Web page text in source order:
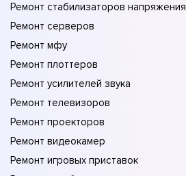
Ремонт стабилизаторов напряжения
Ремонт серверов
Ремонт мфу
Ремонт плоттеров
Ремонт усилителей звука
Ремонт телевизоров
Ремонт проекторов
Ремонт видеокамер
Ремонт игровых приставок